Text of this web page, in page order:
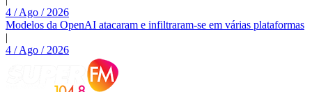
4 / Ago / 2026
Modelos da OpenAI atacaram e infiltraram-se em várias plataformas
|
4 / Ago / 2026